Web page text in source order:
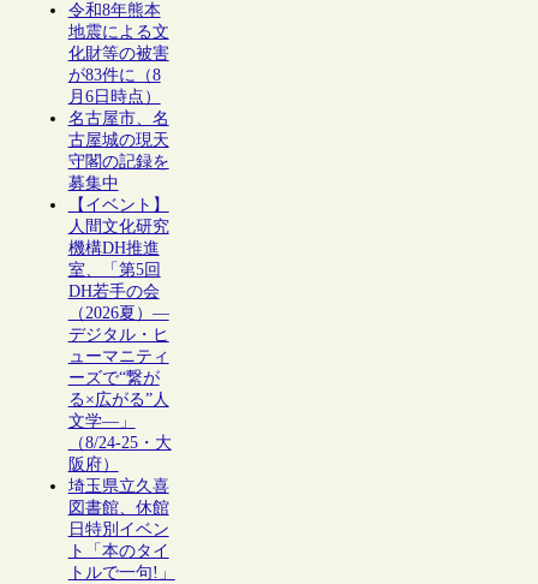
令和8年熊本
地震による文
化財等の被害
が83件に（8
月6日時点）
名古屋市、名
古屋城の現天
守閣の記録を
募集中
【イベント】
人間文化研究
機構DH推進
室、「第5回
DH若手の会
（2026夏）―
デジタル・ヒ
ューマニティ
ーズで“繋が
る×広がる”人
文学―」
（8/24-25・大
阪府）
埼玉県立久喜
図書館、休館
日特別イベン
ト「本のタイ
トルで一句!」